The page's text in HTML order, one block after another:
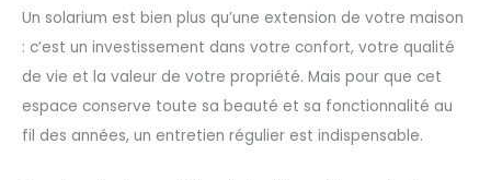
Un solarium est bien plus qu’une extension de votre maison
: c’est un investissement dans votre confort, votre qualité
de vie et la valeur de votre propriété. Mais pour que cet
espace conserve toute sa beauté et sa fonctionnalité au
fil des années, un entretien régulier est indispensable.